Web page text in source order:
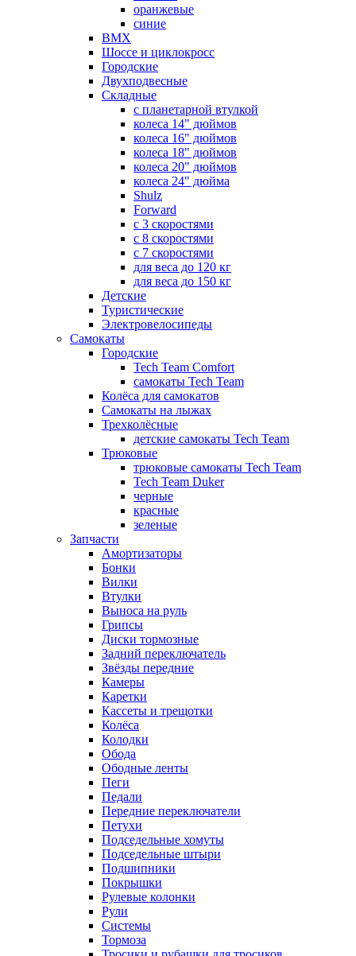
оранжевые
синие
BMX
Шоссе и циклокросс
Городские
Двухподвесные
Складные
с планетарной втулкой
колеса 14" дюймов
колеса 16" дюймов
колеса 18" дюймов
колеса 20" дюймов
колеса 24" дюйма
Shulz
Forward
с 3 скоростями
с 8 скоростями
с 7 скоростями
для веса до 120 кг
для веса до 150 кг
Детские
Туристические
Электровелосипеды
Самокаты
Городские
Tech Team Comfort
самокаты Tech Team
Колёса для самокатов
Самокаты на лыжах
Трехколёсные
детские самокаты Tech Team
Трюковые
трюковые самокаты Tech Team
Tech Team Duker
черные
красные
зеленые
Запчасти
Амортизаторы
Бонки
Вилки
Втулки
Выноса на руль
Грипсы
Диски тормозные
Задний переключатель
Звёзды передние
Камеры
Каретки
Кассеты и трещотки
Колёса
Колодки
Обода
Ободные ленты
Пеги
Педали
Передние переключатели
Петухи
Подседельные хомуты
Подседельные штыри
Подшипники
Покрышки
Рулевые колонки
Рули
Системы
Тормоза